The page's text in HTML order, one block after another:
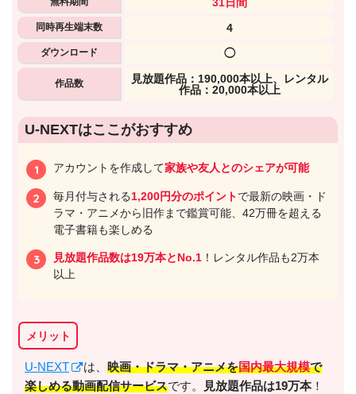
同時再生端末数 4
ダウンロード ◯
作品数
⾒放題作品：190,000本以上、レンタル
作品：20,000本以上
U-NEXTはここがおすすめ
アカウントを作成して家族や友人とのシェアが可能
毎月付与される1,200円分のポイントで最新の映画・ド
ラマ・アニメから旧作まで鑑賞可能、42万冊を超える
電子書籍も楽しめる
見放題作品数は19万本とNo.1 ！レンタル作品も2万本
以上
メリット
U-NEXT は、 映画・ドラマ・アニメを国内最大規模で
楽しめる動画配信サービスです。 見放題作品は19万本 ！